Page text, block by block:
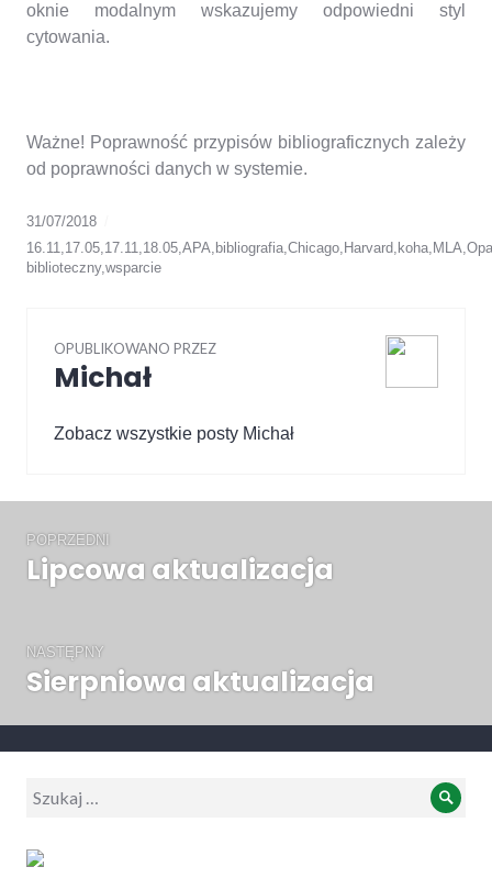
oknie modalnym wskazujemy odpowiedni styl
cytowania.
Ważne! Poprawność przypisów bibliograficznych zależy
od poprawności danych w systemie.
31/07/2018
16.11,17.05,17.11,18.05,APA, bibliografia,Chicago, Harvard, koha, MLA,
biblioteczny,wsparcie
OPUBLIKOWANO PRZEZ
Michał
Zobacz wszystkie posty Michał
wpisuPOPRZEDNI
Poprzedni
wpis:
Lipcowa aktualizacja
NASTĘPNY
Następny
Sierpniowa aktualizacja
Wyszukiwanie: